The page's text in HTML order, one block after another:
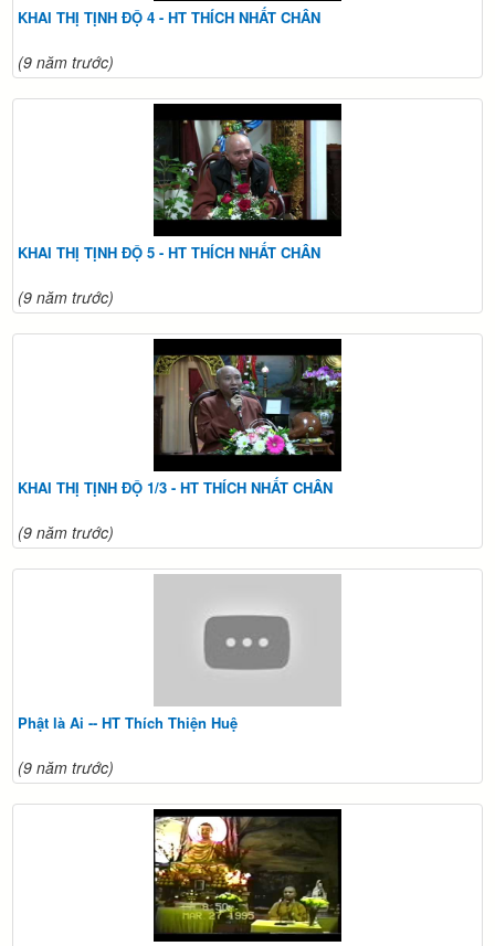
KHAI THỊ TỊNH ĐỘ 4 - HT THÍCH NHẤT CHÂN
(9 năm trước)
KHAI THỊ TỊNH ĐỘ 5 - HT THÍCH NHẤT CHÂN
(9 năm trước)
KHAI THỊ TỊNH ĐỘ 1/3 - HT THÍCH NHẤT CHÂN
(9 năm trước)
Phật là Ai -- HT Thích Thiện Huệ
(9 năm trước)